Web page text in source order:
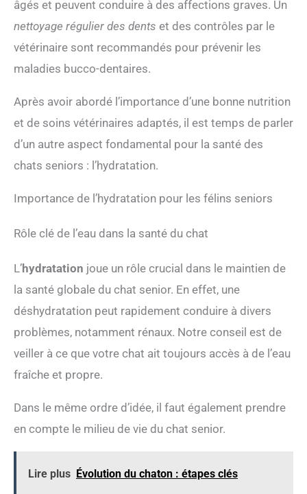
âgés et peuvent conduire à des affections graves. Un
nettoyage régulier des dents et des contrôles par le
vétérinaire sont recommandés pour prévenir les
maladies bucco-dentaires.
Après avoir abordé l’importance d’une bonne nutrition
et de soins vétérinaires adaptés, il est temps de parler
d’un autre aspect fondamental pour la santé des
chats seniors : l’hydratation.
Importance de l’hydratation pour les félins seniors
Rôle clé de l’eau dans la santé du chat
L’hydratation joue un rôle crucial dans le maintien de
la santé globale du chat senior. En effet, une
déshydratation peut rapidement conduire à divers
problèmes, notamment rénaux. Notre conseil est de
veiller à ce que votre chat ait toujours accès à de l’eau
fraîche et propre.
Dans le même ordre d’idée, il faut également prendre
en compte le milieu de vie du chat senior.
Lire plus Évolution du chaton : étapes clés